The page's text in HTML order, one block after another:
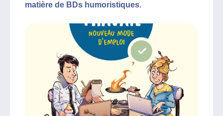
matière de BDs humoristiques.